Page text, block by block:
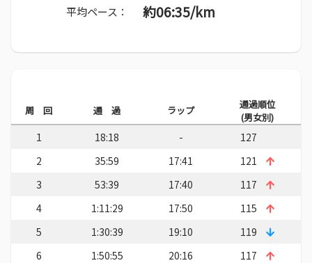
平均ペース： 約06:35/km
周 回 通 過 ラップ
通過順位
(男女別)
1 18:18 -
127
2
35:59 17:41
121
3
53:39 17:40
117
4
1:11:29 17:50
115
5
1:30:39 19:10
119
6
1:50:55 20:16
117